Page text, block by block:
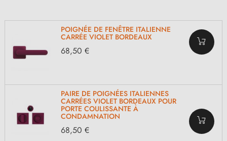
POIGNÉE DE FENÊTRE ITALIENNE
CARRÉE VIOLET BORDEAUX
68,50 €
PAIRE DE POIGNÉES ITALIENNES
CARRÉES VIOLET BORDEAUX POUR
PORTE COULISSANTE À
CONDAMNATION
68,50 €